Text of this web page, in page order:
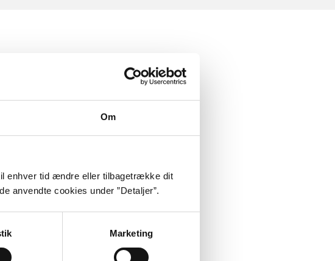
Om
enhver tid ændre eller tilbagetrække dit
anvendte cookies under ”Detaljer”.
Marketing